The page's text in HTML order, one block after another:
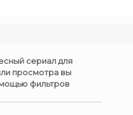
сериал для
просмотра вы
фильтров